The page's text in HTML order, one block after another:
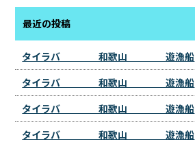
最近の投稿
タイラバ 和歌山 遊漁船
タイラバ 和歌山 遊漁船
タイラバ 和歌山 遊漁船
タイラバ 和歌山 遊漁船